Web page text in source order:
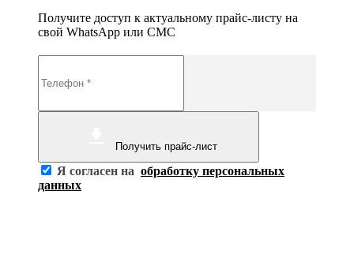
Получите доступ к актуальному прайс-листу на
свой WhatsApp или СМС
Получить прайс-лист
Я согласен на обработку персональных
данных